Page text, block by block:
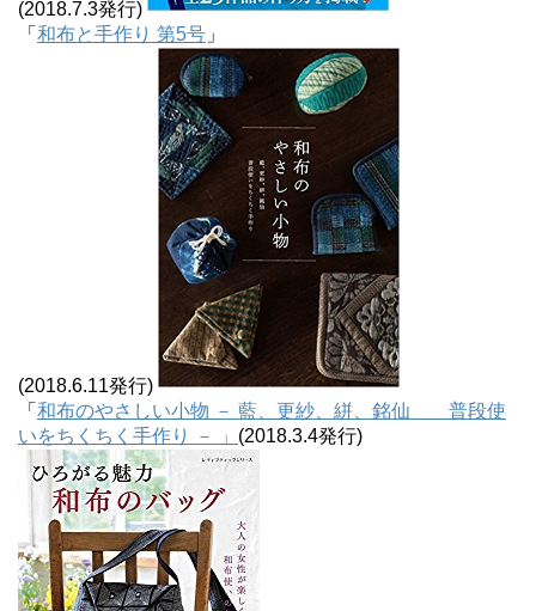
(2018.7.3発行)
「 和布と手作り 第5号 」
(2018.6.11発行)
「 和布のやさしい小物 － 藍、更紗、絣、銘仙 普段使
いをちくちく手作り － 」 (2018.3.4発行)